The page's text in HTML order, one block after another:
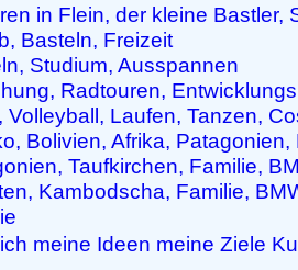
in Flein, der kleine Bastler,
Basteln, Freizeit
Studium, Ausspannen
Radtouren,
Volleyball, Laufen, Tanzen,
Bolivien, Afrika,
Taufkirchen, Familie,
Kambodscha, Familie,
meine Ideen meine Ziele